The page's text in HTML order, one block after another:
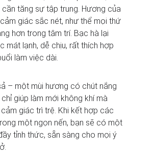
tăng sự tập trung. Hương của
giác sắc nét, như thể mọi thứ
hơn trong tâm trí. Bạc hà lại
mát lạnh, dễ chịu, rất thích hợp
làm việc dài.
– một mùi hương có chút nắng
giúp làm mới không khí mà
giác trì trệ. Khi kết hợp các
một ngọn nến, bạn sẽ có một
tỉnh thức, sẵn sàng cho mọi ý